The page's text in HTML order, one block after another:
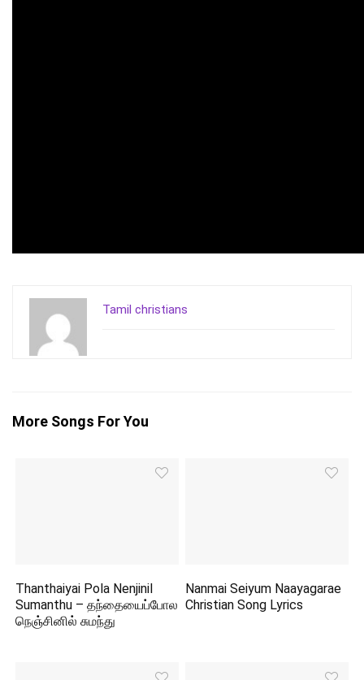
Tamil christians
More Songs For You
Thanthaiyai Pola Nenjinil
Sumanthu – தந்தையைப்போல
நெஞ்சினில் சுமந்து
Nanmai Seiyum Naayagarae
Christian Song Lyrics